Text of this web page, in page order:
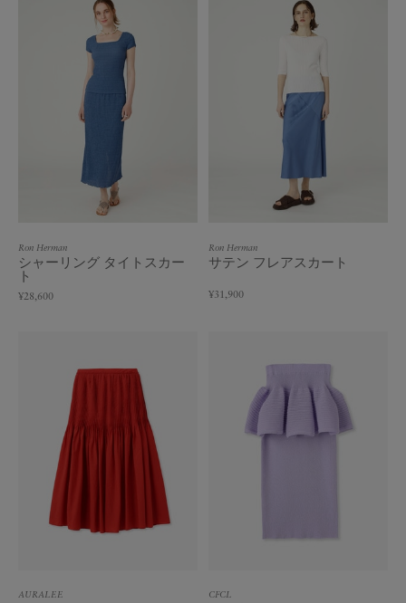
Ron Herman
シャーリング タイトスカー
ト
¥28,600
Ron Herman
サテン フレアスカート
¥31,900
AURALEE CFCL